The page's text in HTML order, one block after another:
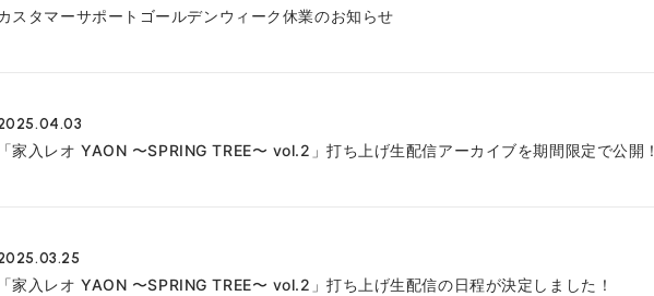
スタマーサポートゴールデンウィーク休業のお知らせ
「家入レオ YAON 〜SPRING TREE〜 vol.2」打ち上げ生配信アーカイブを期間限定で公開！
「家入レオ YAON 〜SPRING TREE〜 vol.2」打ち上げ生配信の日程が決定しました！